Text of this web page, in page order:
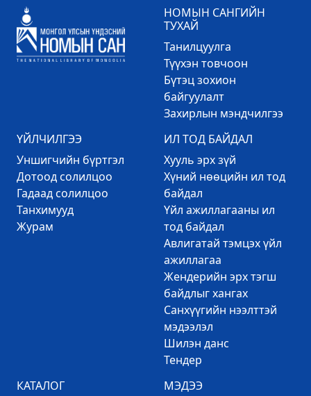
НОМЫН САНГИЙН
ТУХАЙ
Танилцуулга
Түүхэн товчоон
Бүтэц зохион
байгуулалт
Захирлын мэндчилгээ
ҮЙЛЧИЛГЭЭ
Уншигчийн бүртгэл
Дотоод солилцоо
Гадаад солилцоо
Танхимууд
Журам
ИЛ ТОД БАЙДАЛ
Хууль эрх зүй
Хүний нөөцийн ил тод
байдал
Үйл ажиллагааны ил
тод байдал
Авлигатай тэмцэх үйл
ажиллагаа
Жендерийн эрх тэгш
байдлыг хангах
Санхүүгийн нээлттэй
мэдээлэл
Шилэн данс
Тендер
КАТАЛОГ
МЭДЭЭ